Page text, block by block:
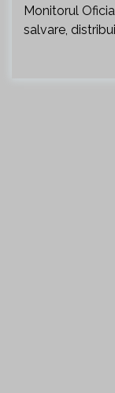
Monitorul
salvare,